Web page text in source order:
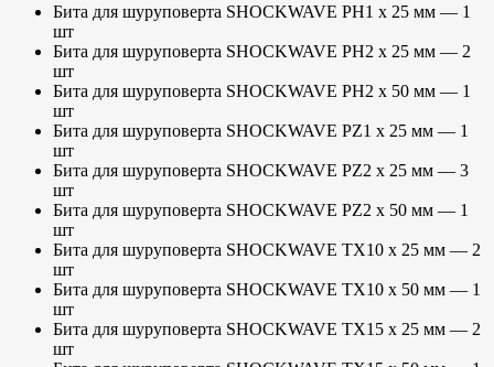
Бита для шуруповерта SHOCKWAVE PH1 х 25 мм — 1
шт
Бита для шуруповерта SHOCKWAVE PH2 х 25 мм — 2
шт
Бита для шуруповерта SHOCKWAVE PH2 х 50 мм — 1
шт
Бита для шуруповерта SHOCKWAVE PZ1 х 25 мм — 1
шт
Бита для шуруповерта SHOCKWAVE PZ2 х 25 мм — 3
шт
Бита для шуруповерта SHOCKWAVE PZ2 х 50 мм — 1
шт
Бита для шуруповерта SHOCKWAVE TX10 х 25 мм — 2
шт
Бита для шуруповерта SHOCKWAVE TX10 х 50 мм — 1
шт
Бита для шуруповерта SHOCKWAVE TX15 х 25 мм — 2
шт